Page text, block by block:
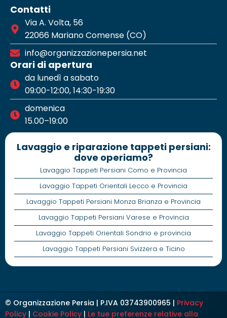
Contatti
Via A. Volta, 56
22066 Mariano Comense (CO)
info@organizzazionepersia.net
Orari di apertura
da lunedì a sabato
09:00-12:00, 14:30-19:30
domenica
15.00–19:00
Lavaggio e riparazione tappeti persiani:
dove operiamo?
Lavaggio Tappeti Persiani Como e Provincia
Lavaggio Tappeti Orientali Lecco e Provincia
Lavaggio Tappeti Persiani Monza Brianza e Provincia
Lavaggio Tappeti Persiani Varese e Provincia
Lavaggio Tappeti Orientali Sondrio e provincia
Lavaggio Tappeti Persiani Svizzera e Ticino
© Organizzazione Persia | P.IVA 03743900965 | Privacy
Policy | Cookie Policy | Le tue preferenze relative alla